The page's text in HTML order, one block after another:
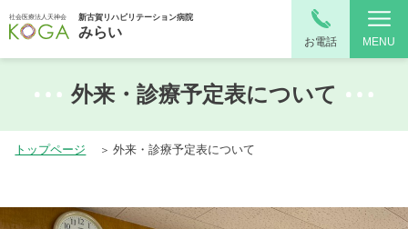
社会医療法人天神会 新古賀リハビリテーション病院
みらい
お電話 MENU
外来・診療予定表について
トップページ 外来・診療予定表について